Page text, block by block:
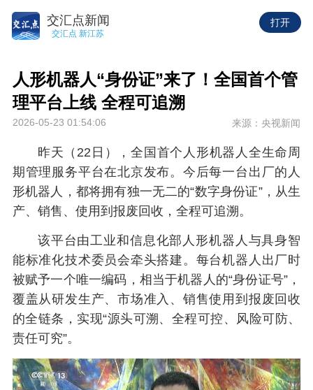
交汇点新闻
交汇点 新江苏
打开
人形机器人“身份证”来了！全国首个管
理平台上线 全程可追溯
2026-05-23 01:54:06 来源：央视新闻
昨天（22日），全国首个人形机器人全生命周
期管理服务平台在北京发布。今后每一台出厂的人
形机器人，都将拥有独一无二的“数字身份证”，从生
产、销售、使用到报废回收，全程可追溯。
该平台由工业和信息化部人形机器人与具身智
能标准化技术委员会牵头搭建。每台机器人出厂时
被赋予一个唯一编码，相当于机器人的“身份证号”，
覆盖从研发生产、市场准入、销售使用到报废回收
的全链条，实现“源头可溯、全程可控、风险可防、
责任可究”。